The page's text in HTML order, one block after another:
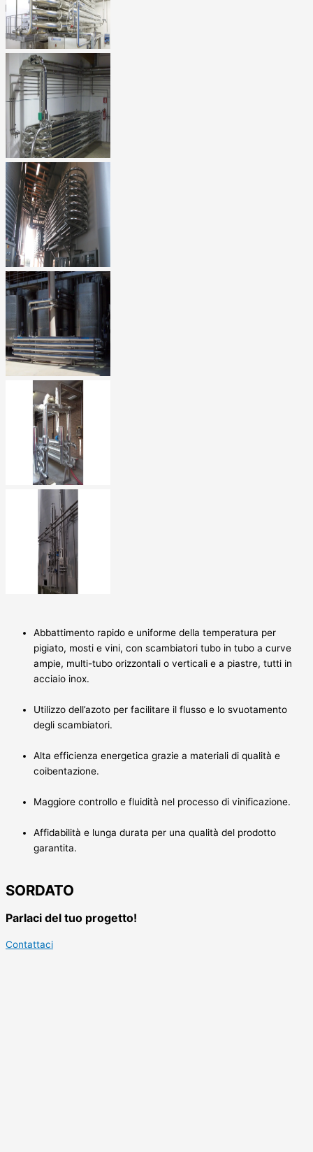
Abbattimento rapido e uniforme della temperatura per
pigiato, mosti e vini, con scambiatori tubo in tubo a curve
ampie, multi-tubo orizzontali o verticali e a piastre, tutti in
acciaio inox.
Utilizzo dell’azoto per facilitare il flusso e lo svuotamento
degli scambiatori.
Alta efficienza energetica grazie a materiali di qualità e
coibentazione.
Maggiore controllo e fluidità nel processo di vinificazione.
Affidabilità e lunga durata per una qualità del prodotto
garantita.
SORDATO
Parlaci del tuo progetto!
Contattaci